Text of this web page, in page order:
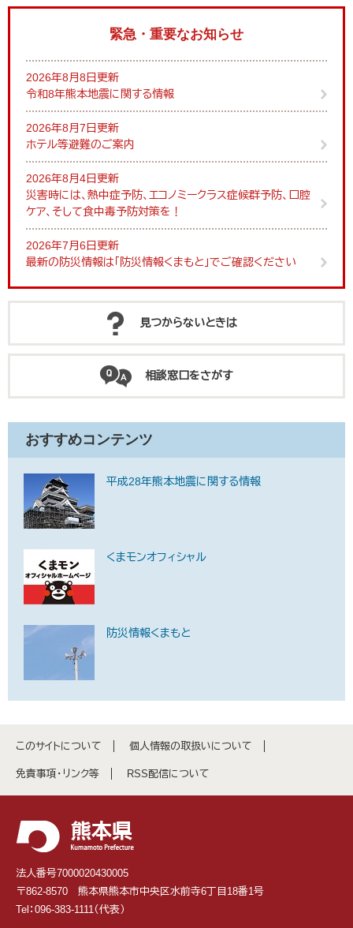
緊急・重要なお知らせ
2026年8月8日更新
令和8年熊本地震に関する情報
2026年8月7日更新
ホテル等避難のご案内
2026年8月4日更新
災害時には、熱中症予防、エコノミークラス症候群予防、口腔
ケア、そして食中毒予防対策を！
2026年7月6日更新
最新の防災情報は「防災情報くまもと」でご確認ください
見つからないときは
相談窓口をさがす
おすすめコンテンツ
平成28年熊本地震に関する情報
くまモンオフィシャル
防災情報くまもと
このサイトについて 個人情報の取扱いについて
免責事項・リンク等 RSS配信について
法人番号7000020430005
〒862-8570 熊本県熊本市中央区水前寺6丁目18番1号
Tel：096-383-1111（代表）